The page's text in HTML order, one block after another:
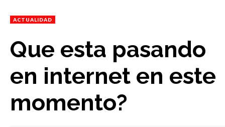
ACTUALIDAD
Que esta pasando
en internet en este
momento?